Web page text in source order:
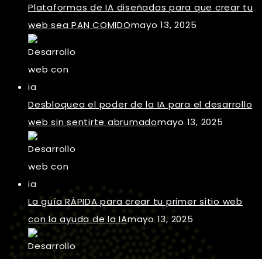
Plataformas de IA diseñadas para que crear tu
web sea PAN COMIDOmayo 13, 2025
Desbloquea el poder de la IA para el desarrollo
web sin sentirte abrumadomayo 13, 2025
La guía RÁPIDA para crear tu primer sitio web
con la ayuda de la IAmayo 13, 2025